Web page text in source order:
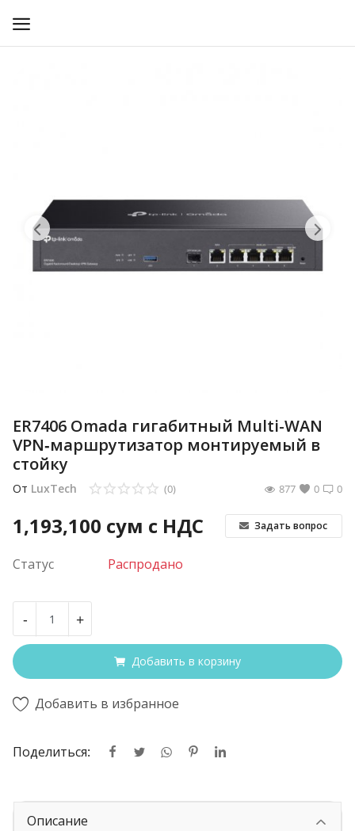
Прочее
ER7406 Omada гигабитный Multi-WAN
VPN‑маршрутизатор монтируемый в
стойку
От LuxTech 0
(0) 0
877
1,193,100 сум с НДС Задать вопрос
Статус Распродано
- +
Добавить в корзину
Добавить в избранное
Поделиться:
Описание